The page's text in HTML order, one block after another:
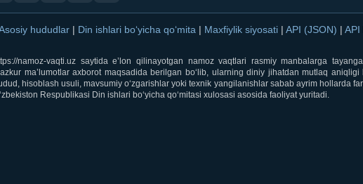
hududlar | Din ishlari bo‘yicha qo‘mita | Maxfiylik siyosati | API (JSON) | API
namoz-vaqti.uz saytida e’lon qilinayotgan namoz vaqtlari rasmiy manbalarga
ma’lumotlar axborot maqsadida berilgan bo‘lib, ularning diniy jihatdan mutlaq aniqligi
hisoblash usuli, mavsumiy o‘zgarishlar yoki texnik yangilanishlar sabab ayrim hollarda
Respublikasi Din ishlari bo‘yicha qo‘mitasi xulosasi asosida faoliyat yuritadi.